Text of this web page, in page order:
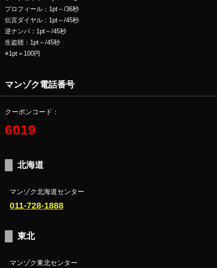
プロフィール：1pt～/36秒
伝言ダイヤル：1pt～/45秒
逆ナンパ：1pt～/45秒
生盗聴：1pt～/45秒
※1pt＝100円
マンゾク電話番号
クーポンコード：
6019
北海道
マンゾク北海道センター
011-728-1888
東北
マンゾク東北センター